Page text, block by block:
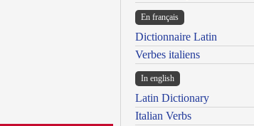
En français
Dictionnaire Latin
Verbes italiens
In english
Latin Dictionary
Italian Verbs